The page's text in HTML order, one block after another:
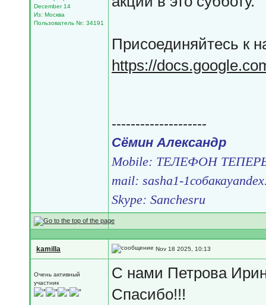
December 14
Из: Москва
Пользователь №: 34191
Присоединяйтесь к
https://
--------------------
Сёмин Александр
Mobile: ТЕЛЕФОН
mail: sasha1-
Skype: Sanchesru
kamilla Nov 18 2025, 10:13
Очень активный
участник
С нами Петрова
Спасибо!!!